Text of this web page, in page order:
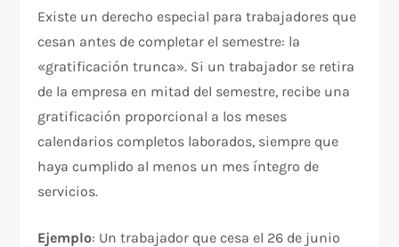
Existe un derecho especial para trabajadores que
cesan antes de completar el semestre: la
«gratificación trunca». Si un trabajador se retira
de la empresa en mitad del semestre, recibe una
gratificación proporcional a los meses
calendarios completos laborados, siempre que
haya cumplido al menos un mes íntegro de
servicios.​
Ejemplo: Un trabajador que cesa el 26 de junio